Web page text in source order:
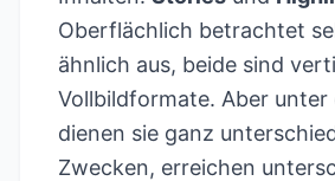
Oberflächlich betrachtet
ähnlich aus, beide sind
Vollbildformate. Aber unter
dienen sie ganz
Zwecken, erreichen